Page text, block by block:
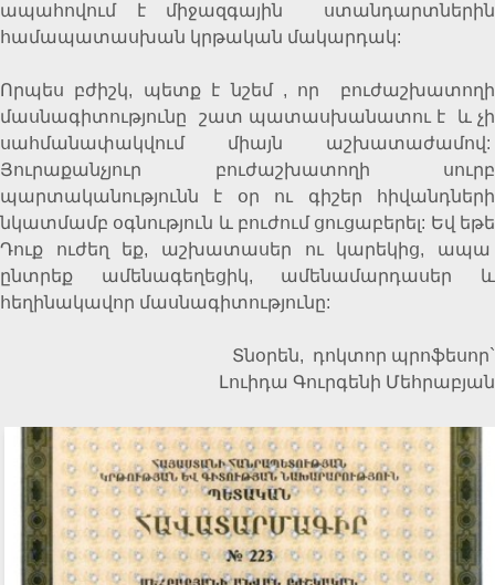
ապահովում է միջազգային ստանդարտներին
համապատասխան կրթական մակարդակ:
Որպես բժիշկ, պետք է նշեմ , որ բուժաշխատողի
մասնագիտությունը շատ պատասխանատու է և չի
սահմանափակվում միայն աշխատաժամով:
Յուրաքանչյուր բուժաշխատողի սուրբ
պարտականությունն է օր ու գիշեր հիվանդների
նկատմամբ օգնություն և բուժում ցուցաբերել: Եվ եթե
Դուք ուժեղ եք, աշխատասեր ու կարեկից, ապա
ընտրեք ամենագեղեցիկ, ամենամարդասեր և
հեղինակավոր մասնագիտությունը:
Տնօրեն, դոկտոր պրոֆեսոր`
Լուիդա Գուրգենի Մեհրաբյան